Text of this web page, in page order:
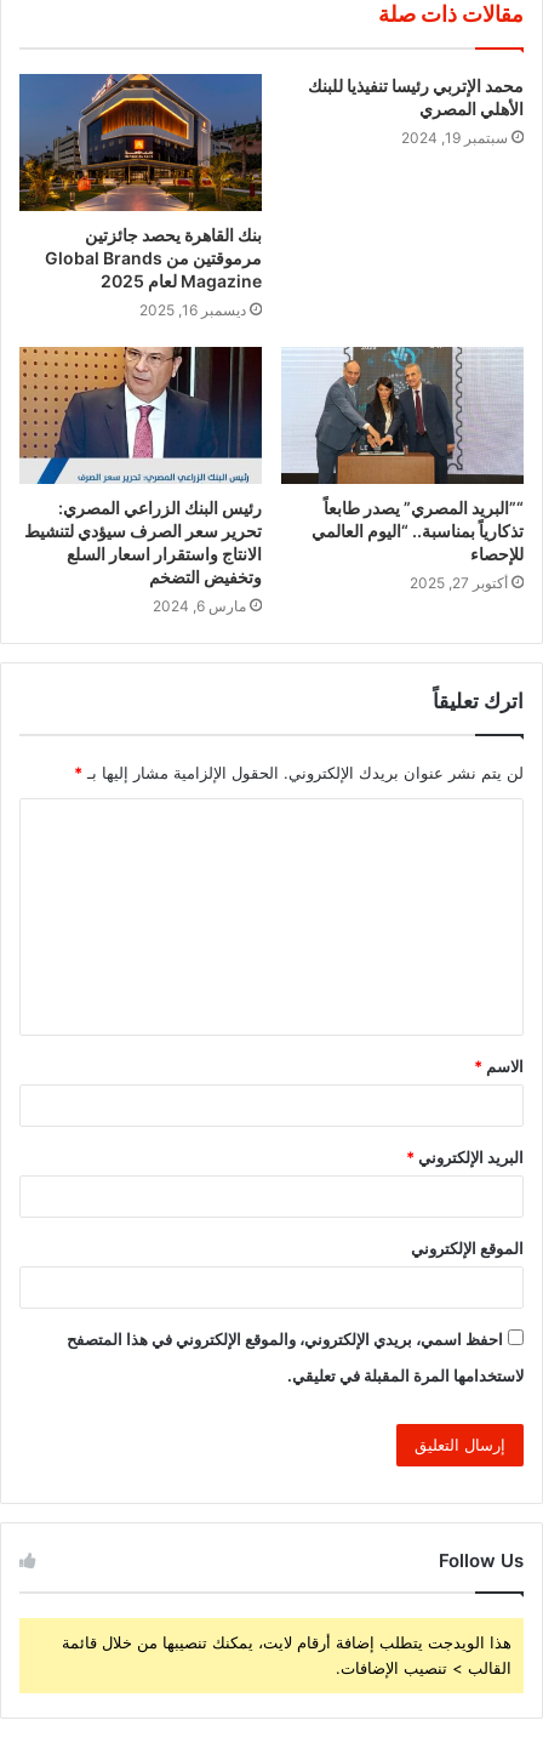
مقالات ذات صلة
محمد الإتربي رئيسا تنفيذيا للبنك
الأهلي المصري
سبتمبر 19, 2024
بنك القاهرة يحصد جائزتين
مرموقتين من Global Brands
Magazine لعام 2025
ديسمبر 16, 2025
“”البريد المصري” يصدر طابعاً
تذكارياً بمناسبة.. “اليوم العالمي
للإحصاء
أكتوبر 27, 2025
رئيس البنك الزراعي المصري:
تحرير سعر الصرف سيؤدي لتنشيط
الانتاج واستقرار اسعار السلع
وتخفيض التضخم
مارس 6, 2024
اترك تعليقاً
لن يتم نشر عنوان بريدك الإلكتروني. الحقول الإلزامية مشار إليها بـ *
ق
*
الاسم *
البريد الإلكتروني*
الموقع الإلكتروني
احفظ اسمي، بريدي الإلكتروني، والموقع الإلكتروني في هذا المتصفح
لاستخدامها المرة المقبلة في تعليقي.
Follow Us
هذا الويدجت يتطلب إضافة أرقام لايت، يمكنك تنصيبها من خلال قائمة
القالب > تنصيب الإضافات.